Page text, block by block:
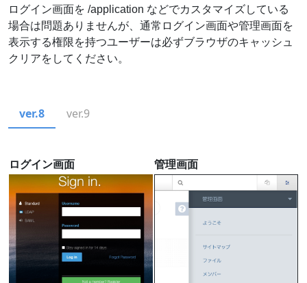
ログイン画面を /application などでカスタマイズしている
場合は問題ありませんが、通常ログイン画面や管理画面を
表示する権限を持つユーザーは必ずブラウザのキャッシュ
クリアをしてください。
ver.8 ver.9
ログイン画面 管理画面